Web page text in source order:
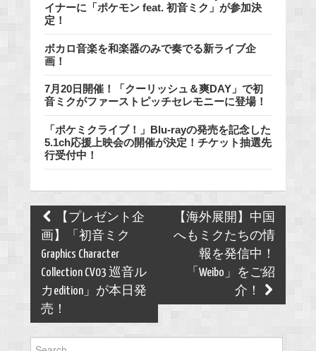
イナーに「ポケモン feat. 初音ミク」が参加決
定！
ボカロ音楽を和楽器のみで奏でる新ライブ企
画！
7月20日開催！「クーリッシュ＆爽DAY」で初
音ミクがファーストピッチセレモニーに登場！
「ポケミクライブ！」Blu-rayの発売を記念した
5.1ch応援上映会の開催が決定！チケット抽選先
行受付中！
Post
navigation
【プレゼント企
画】「初音ミク
Graphics Character
Collection CV03 巡音ル
カedition」が本日発
売！
【海外展開】中国
へもミクたちの情
報を発信中！
「Weibo」をご紹
介！
Search